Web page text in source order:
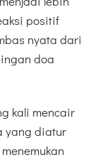
positif
nyata dari
doa
kali mencair
yang diatur